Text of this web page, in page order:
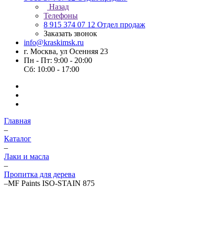
Назад
Телефоны
8 915 374 07 12 Отдел продаж
Заказать звонок
info@kraskimsk.ru
г. Москва, ул Осенняя 23
Пн - Пт: 9:00 - 20:00
Сб: 10:00 - 17:00
Главная
–
Каталог
–
Лаки и масла
–
Пропитка для дерева
–MF Paints ISO-STAIN 875